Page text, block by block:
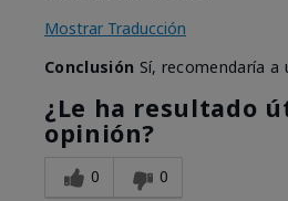
Mostrar Traducción
Conclusión Sí, recomendaría a
¿Le ha resultado
opinión?
0 0